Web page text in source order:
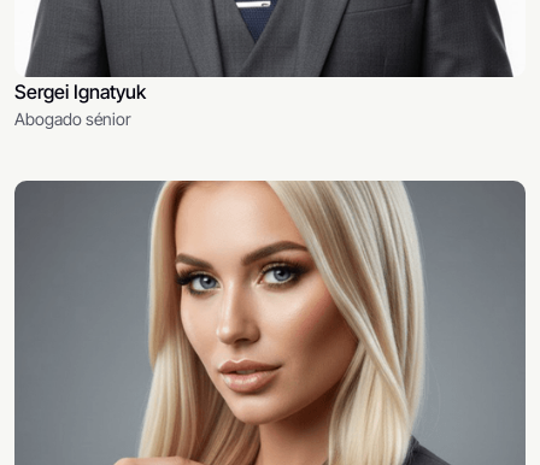
Sergei Ignatyuk
Abogado sénior